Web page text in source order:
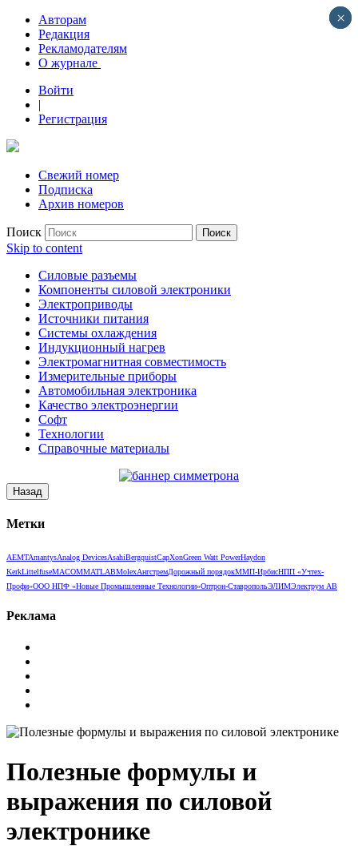
Авторам
Редакция
Рекламодателям
О журнале
Войти
|
Регистрация
Свежий номер
Подписка
Архив номеров
Поиск
Skip to content
Силовые разъемы
Компоненты силовой электроники
Электроприводы
Источники питания
Системы охлаждения
Индукционный нагрев
Электромагнитная совместимость
Измерительные приборы
Автомобильная электроника
Качество электроэнергии
Софт
Технологии
Справочные материалы
Метки
AEMTAmantysAnalog DevicesAsahiBergquistCapXonGreen Watt PowerHaydon
KerkLittelfuseMACOMMATLABMolexАнгстремДорожный порядокММП-ИрбисНПП «Учтех-
Профи»ООО НПФ «Новые Промышленные Технологии»Оптрон-СтавропольЭЛИМЭлектрум АВ
Реклама
Полезные формулы и
выражения по силовой
электронике
×
×